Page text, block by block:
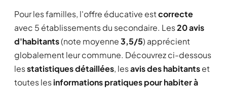
Pour les familles, l'offre éducative estcorrecte
avec 5 établissements du secondaire. Les20 avis
d'habitants(note moyenne3,5/5) apprécient
globalement leur commune. Découvrez ci-dessous
lesstatistiques détaillées, lesavis des habitantset
toutes lesinformations pratiques pour habiter à